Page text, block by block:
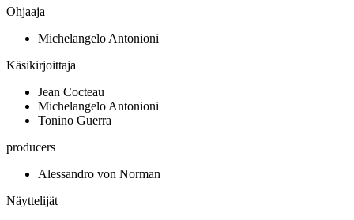
Ohjaaja
Michelangelo Antonioni
Käsikirjoittaja
Jean Cocteau
Michelangelo Antonioni
Tonino Guerra
producers
Alessandro von Norman
Näyttelijät